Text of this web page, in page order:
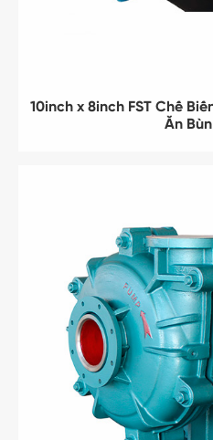
10inch x 8inch FST Chế
Ăn